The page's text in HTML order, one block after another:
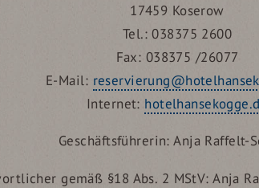
17459 Koserow
Tel.: 038375 2600
Fax: 038375 /26077
E-Mail:
Internet:
Geschäftsführerin: Anja Raffelt-
gemäß §18 Abs. 2 MStV: Anja